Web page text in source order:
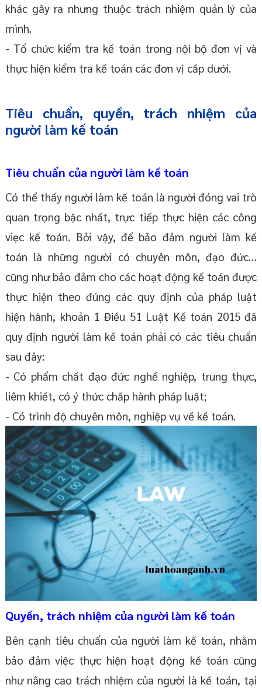
khác gây ra nhưng thuộc trách nhiệm quản lý của
mình.
- Tổ chức kiểm tra kế toán trong nội bộ đơn vị và
thực hiện kiểm tra kế toán các đơn vị cấp dưới.
Tiêu chuẩn, quyền, trách nhiệm của
người làm kế toán
Tiêu chuẩn của người làm kế toán
Có thể thấy người làm kế toán là người đóng vai trò
quan trọng bậc nhất, trực tiếp thực hiện các công
viẹc kế toán. Bởi vậy, để bảo đảm người làm kế
toán là những người có chuyên môn, đạo đức…
cũng như bảo đảm cho các hoạt động kế toán được
thực hiện theo đúng các quy định của pháp luật
hiện hành, khoản 1 Điều 51 Luật Kế toán 2015 đã
quy định người làm kế toán phải có các tiêu chuẩn
sau đây:
- Có phẩm chất đạo đức nghề nghiệp, trung thực,
liêm khiết, có ý thức chấp hành pháp luật;
- Có trình độ chuyên môn, nghiệp vụ về kế toán.
Quyền, trách nhiệm của người làm kế toán
Bên cạnh tiêu chuẩn của người làm kế toán, nhằm
bảo đảm việc thực hiện hoạt động kế toán cũng
như nâng cao trách nhiệm của người là kế toán, tại